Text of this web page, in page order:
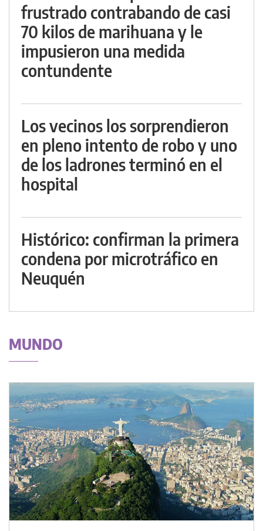
frustrado contrabando de casi
70 kilos de marihuana y le
impusieron una medida
contundente
Los vecinos los sorprendieron
en pleno intento de robo y uno
de los ladrones terminó en el
hospital
Histórico: confirman la primera
condena por microtráfico en
Neuquén
MUNDO